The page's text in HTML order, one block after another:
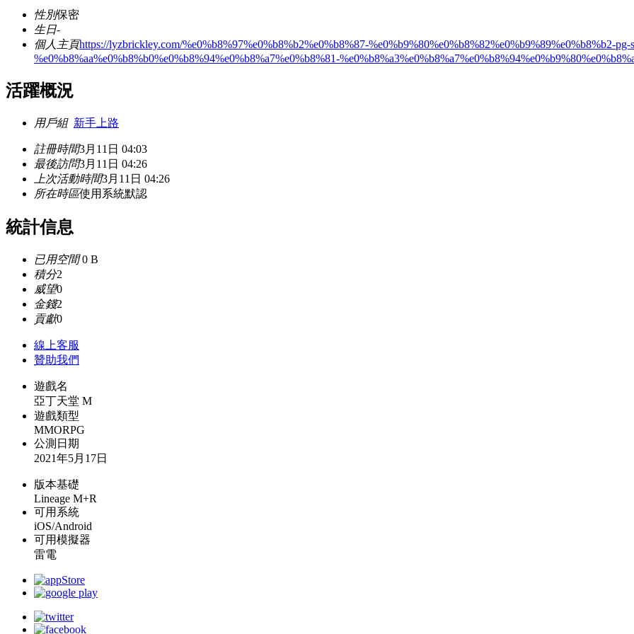
性別保密
生日-
個人主頁https://lyzbrickley.com/%e0%b8%97%e0%b8%b2%e0%b8%87-%e0%b9%80%e0%b8%82%e0%b9%89%e0%b8%b2-pg-
%e0%b8%aa%e0%b8%b0%e0%b8%94%e0%b8%a7%e0%b8%81-
活躍概況
用戶組 新手上路
註冊時間3月11日 04:03
最後訪問3月11日 04:26
上次活動時間3月11日 04:26
所在時區使用系統默認
統計信息
已用空間0 B
積分2
威望0
金錢2
貢獻0
線上客服
贊助我們
遊戲名
亞丁天堂 M
遊戲類型
MMORPG
公測日期
2021年5月17日
版本基礎
Lineage M+R
可用系統
iOS/Android
可用模擬器
雷電